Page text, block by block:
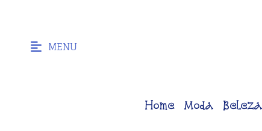
MENU
Home Moda Beleza